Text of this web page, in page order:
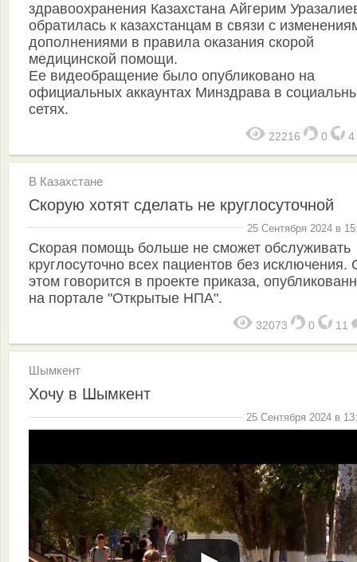
здравоохранения Казахстана Айгерим
обратилась к казахстанцам в связи с
дополнениями в правила оказания скорой
медицинской помощи.
Ее видеобращение было опубликовано на
официальных аккаунтах Минздрава в
сетях.
22216 0 4
В Казахстане
Скорую хотят сделать не круглосуточной
25 Сентября 2024 в
Скорая помощь больше не сможет обслуживать
круглосуточно всех пациентов без исключения.
этом говорится в проекте приказа,
на портале "Открытые НПА".
32073 0 11
Шымкент
Хочу в Шымкент
25 Сентября 2024 в